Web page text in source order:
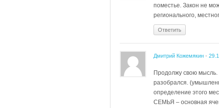
поместье. Закон не
регионального,
Ответить
Дмитрий Кожемякин -
Продолжу свою мысль.
разобрался.
определение этого
СЕМЬЯ – основная